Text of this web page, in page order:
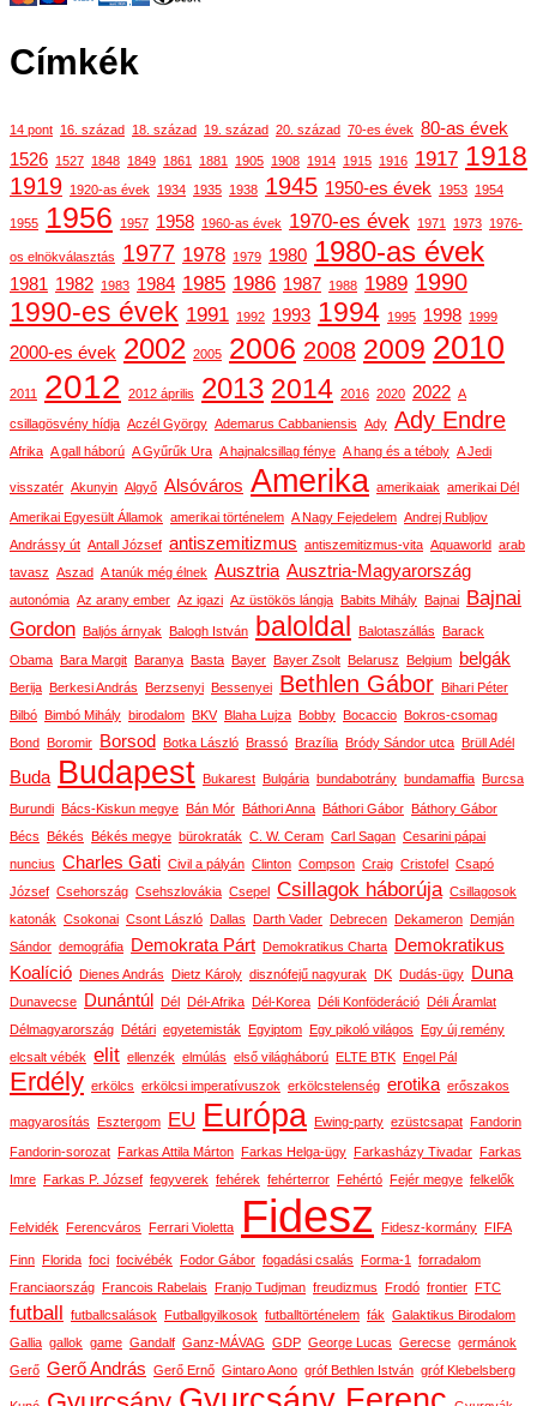
Címkék
14 pont 16. század 18. század 19. század 20. század 70-es évek 80-as évek
1526 1527 1848 1849 1861 1881 1905 1908 1914 1915 1916 1917 1918
1919 1920-as évek 1934 1935 1938 1945 1950-es évek 1953 1954
1955 1956 1957 1958 1960-as évek 1970-es évek 1971 1973 1976-
os elnökválasztás 1977 1978 1979 1980 1980-as évek
1981 1982 1983 1984 1985 1986 1987 1988 1989 1990
1990-es évek 1991 1992 1993 1994 1995 1998 1999
2000-es évek 2002 2005 2006 2008 2009 2010
2011 2012 2012 április 2013 2014 2016 2020 2022 A
csillagösvény hídja Aczél György Ademarus Cabbaniensis Ady Ady Endre
Afrika A gall háború A Gyűrűk Ura A hajnalcsillag fénye A hang és a téboly A Jedi
visszatér Akunyin Algyő Alsóváros Amerika amerikaiak amerikai Dél
Amerikai Egyesült Államok amerikai történelem A Nagy Fejedelem Andrej Rubljov
Andrássy út Antall József antiszemitizmus antiszemitizmus-vita Aquaworld arab
tavasz Aszad A tanúk még élnek Ausztria Ausztria-Magyarország
autonómia Az arany ember Az igazi Az üstökös lángja Babits Mihály Bajnai Bajnai
Gordon Baljós árnyak Balogh István baloldal Balotaszállás Barack
Obama Bara Margit Baranya Basta Bayer Bayer Zsolt Belarusz Belgium belgák
Berija Berkesi András Berzsenyi Bessenyei Bethlen Gábor Bihari Péter
Bilbó Bimbó Mihály birodalom BKV Blaha Lujza Bobby Bocaccio Bokros-csomag
Bond Boromir Borsod Botka László Brassó Brazília Bródy Sándor utca Brüll Adél
Buda Budapest Bukarest Bulgária bundabotrány bundamaffia Burcsa
Burundi Bács-Kiskun megye Bán Mór Báthori Anna Báthori Gábor Báthory Gábor
Bécs Békés Békés megye bürokraták C. W. Ceram Carl Sagan Cesarini pápai
nuncius Charles Gati Civil a pályán Clinton Compson Craig Cristofel Csapó
József Csehország Csehszlovákia Csepel Csillagok háborúja Csillagosok
katonák Csokonai Csont László Dallas Darth Vader Debrecen Dekameron Demján
Sándor demográfia Demokrata Párt Demokratikus Charta
Demokratikus
Koalíció Dienes András Dietz Károly disznófejű nagyurak DK Dudás-ügy Duna
Dunavecse Dunántúl Dél Dél-Afrika Dél-Korea Déli Konföderáció Déli Áramlat
Délmagyarország Détári egyetemisták Egyiptom Egy pikoló világos Egy új remény
elcsalt vébék elit ellenzék elmúlás első világháború ELTE BTK Engel Pál
Erdély erkölcs erkölcsi imperatívuszok erkölcstelenség erotika erőszakos
magyarosítás Esztergom EU Európa Ewing-party ezüstcsapat Fandorin
Fandorin-sorozat Farkas Attila Márton Farkas Helga-ügy Farkasházy Tivadar Farkas
Imre Farkas P. József fegyverek fehérek fehérterror Fehértó Fejér megye felkelők
Felvidék Ferencváros Ferrari Violetta Fidesz Fidesz-kormány FIFA
Finn Florida foci focivébék Fodor Gábor fogadási csalás Forma-1
forradalom
Franciaország Francois Rabelais Franjo Tudjman freudizmus Frodó frontier FTC
futball futballcsalások Futballgyilkosok futballtörténelem fák Galaktikus Birodalom
Gallia gallok game Gandalf Ganz-MÁVAG GDP George Lucas Gerecse germánok
Gerő Gerő András Gerő Ernő Gintaro Aono gróf Bethlen István gróf Klebelsberg